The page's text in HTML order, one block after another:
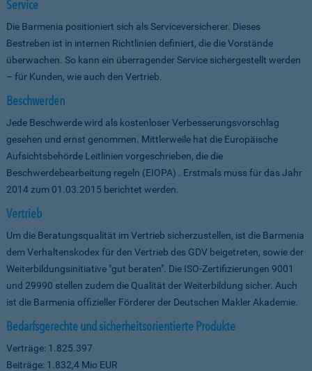
Service
Die Barmenia positioniert sich als Serviceversicherer. Dieses
Bestreben ist in internen Richtlinien definiert, die die Vorstände
überwachen. So kann ein überragender Service sichergestellt werden
– für Kunden, wie auch den Vertrieb.
Beschwerden
Jede Beschwerde wird als kostenloser Verbesserungsvorschlag
gesehen und ernst genommen. Mittlerweile hat die Europäische
Aufsichtsbehörde Leitlinien vorgeschrieben, die die
Beschwerdebearbeitung regeln (EIOPA) . Erstmals muss für das Jahr
2014 zum 01.03.2015 berichtet werden.
Vertrieb
Um die Beratungsqualität im Vertrieb sicherzustellen, ist die Barmenia
dem Verhaltenskodex für den Vertrieb des GDV beigetreten, sowie der
Weiterbildungsinitiative "gut beraten". Die ISO-Zertifizierungen 9001
und 29990 stellen zudem die Qualität der Weiterbildung sicher. Auch
ist die Barmenia offizieller Förderer der Deutschen Makler Akademie.
Bedarfsgerechte und sicherheitsorientierte Produkte
Verträge: 1.825.397
Beiträge: 1.832,4 Mio EUR